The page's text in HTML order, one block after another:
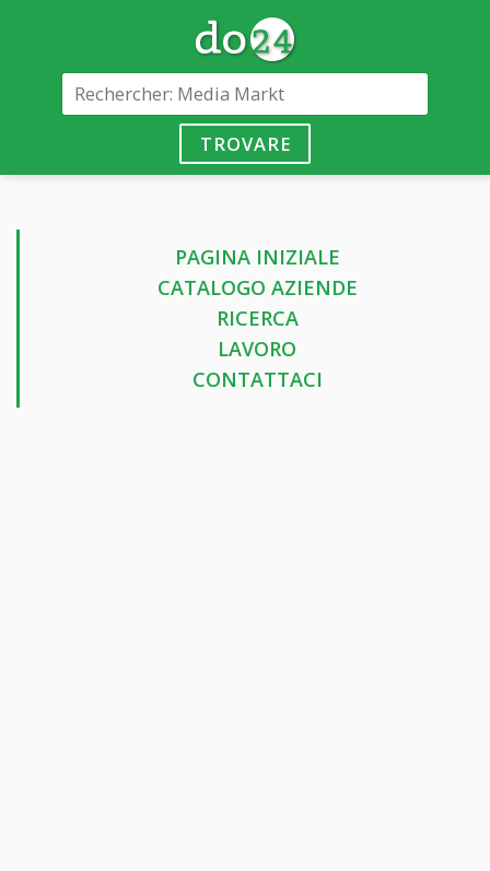
TROVARE
PAGINA INIZIALE
CATALOGO AZIENDE
RICERCA
LAVORO
CONTATTACI